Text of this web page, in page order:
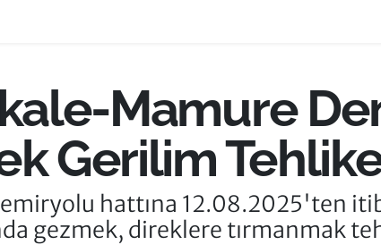
Mamure
Gerilim
hattına 12.08.2025'ten
gezmek, direklere tırmanmak